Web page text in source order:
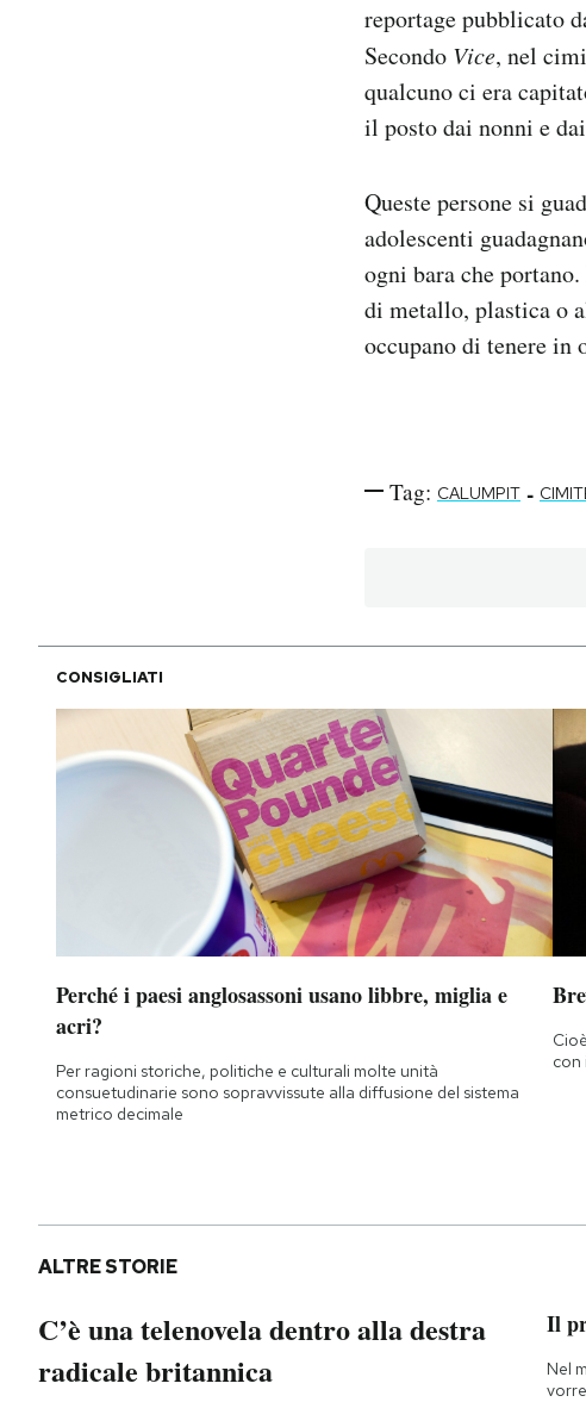
reportage pubblicato
Secondo Vice, nel
qualcuno ci era
il posto dai nonni e
Queste persone si
adolescenti
ogni bara che
di metallo, plastica o
occupano di tenere in
Tag: CALUMPIT -
CONSIGLIATI
Perché i paesi anglosassoni usano libbre, miglia e
acri?
Per ragioni storiche, politiche e culturali molte unità
consuetudinarie sono sopravvissute alla diffusione del sistema
metrico decimale
con
ALTRE STORIE
C’è una telenovela dentro alla destra
radicale britannica
Il
Nel